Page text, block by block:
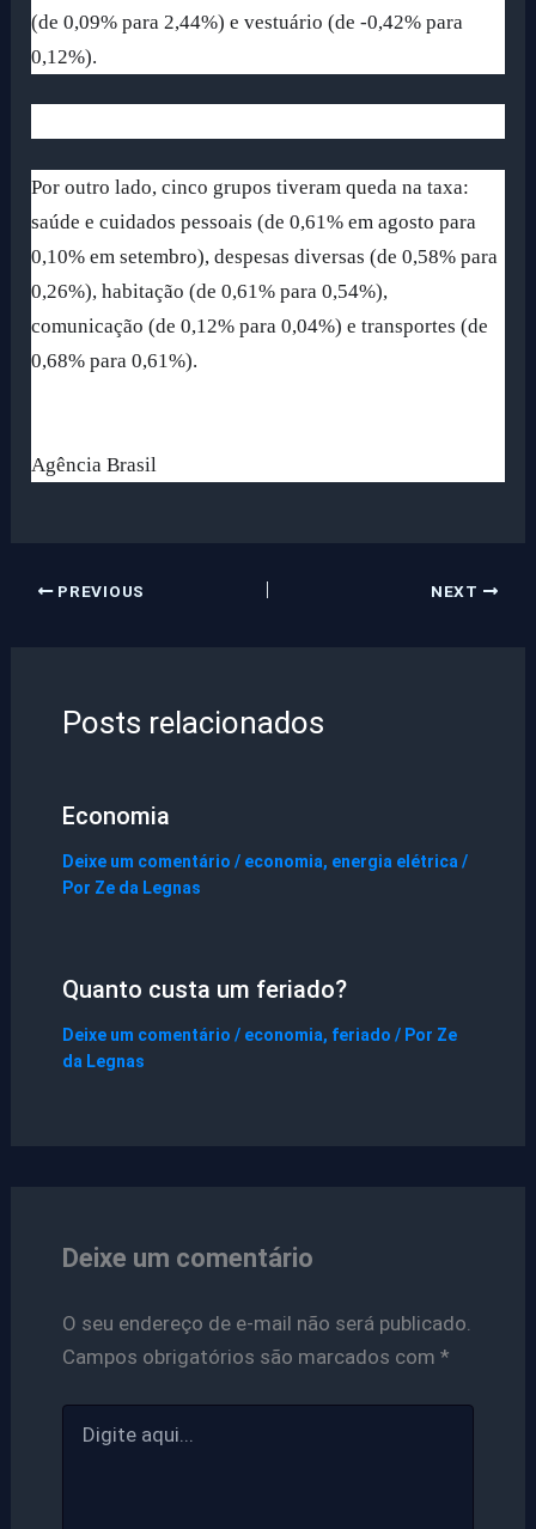
(de 0,09% para 2,44%) e vestuário (de -0,42% para
0,12%).
Por outro lado, cinco grupos tiveram queda na taxa:
saúde e cuidados pessoais (de 0,61% em agosto para
0,10% em setembro), despesas diversas (de 0,58% para
0,26%), habitação (de 0,61% para 0,54%),
comunicação (de 0,12% para 0,04%) e transportes (de
0,68% para 0,61%).
Agência Brasil
PREVIOUS NEXT
Posts relacionados
Economia
Deixe um comentário / economia, energia elétrica /
Por Ze da Legnas
Quanto custa um feriado?
Deixe um comentário / economia, feriado / Por Ze
da Legnas
Deixe um comentário
O seu endereço de e-mail não será publicado.
Campos obrigatórios são marcados com *
aqui...